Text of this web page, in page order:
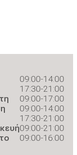
09:00-14:00
17:30-21:00
09:00-17:00
09:00-14:00
17:30-21:00
09:00-21:00
09:00-16:00